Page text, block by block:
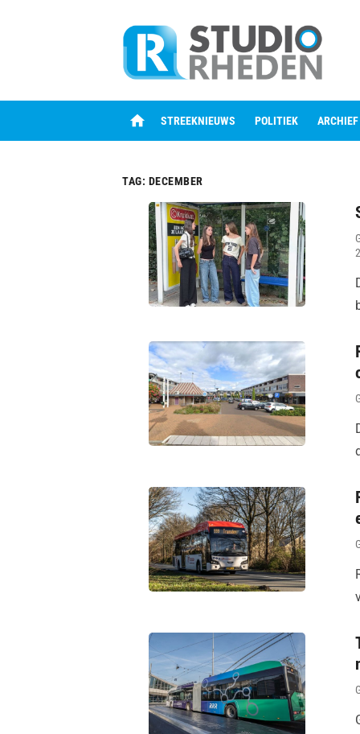
home STREEKNIEUWS POLITIEK ARCHIEF
TAG: DECEMBER